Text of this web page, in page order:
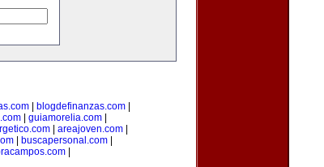
| blogdefinanzas.com|
| guiamorelia.com|
| areajoven.com|
| buscapersonal.com|
|